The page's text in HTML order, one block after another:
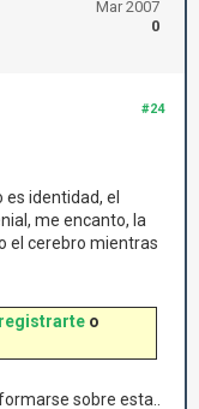
Mar 2007
0
#24
identidad, el
me encanto, la
el cerebro mientras
registrarte o
sobre esta..